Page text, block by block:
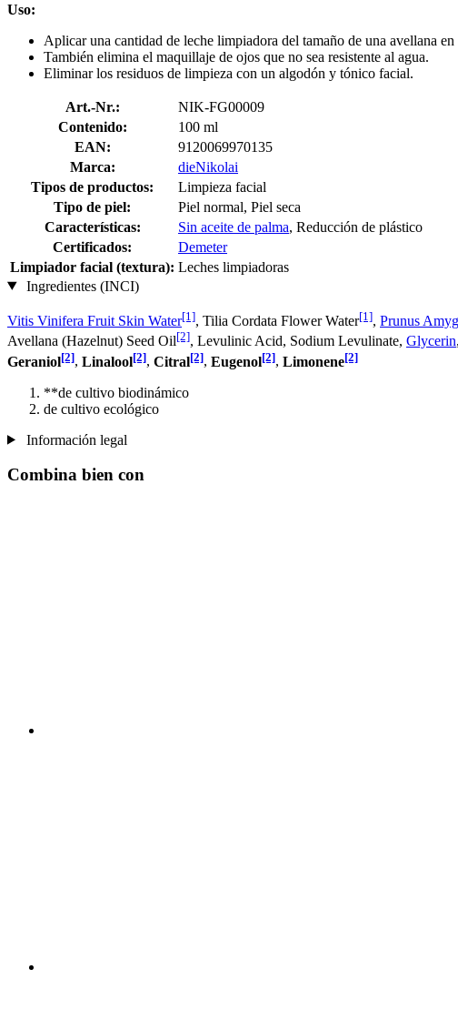
Uso:
Aplicar una cantidad de leche limpiadora del tamaño de una avellana
También elimina el maquillaje de ojos que no sea resistente al agua.
Eliminar los residuos de limpieza con un algodón y tónico facial.
Art.-Nr.:
NIK-FG00009
Contenido:
100 ml
EAN:
9120069970135
Marca:
dieNikolai
Tipos de productos:
Limpieza facial
Tipo de piel:
Piel normal, Piel seca
Características:
Sin aceite de palma, Reducción de plástico
Certificados:
Demeter
Limpiador facial (textura): Leches limpiadoras
Ingredientes (INCI)
Vitis Vinifera Fruit Skin Water[1], Tilia Cordata Flower Water[1], Prunus
Avellana (Hazelnut) Seed Oil[2], Levulinic Acid, Sodium Levulinate, Glycerin
Geraniol[2], Linalool[2], Citral[2], Eugenol[2], Limonene[2]
**de cultivo biodinámico
de cultivo ecológico
Información legal
Combina bien con